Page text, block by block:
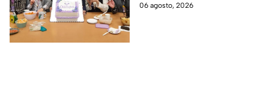
cerca, pues el elenco ya se
06 agosto, 2026